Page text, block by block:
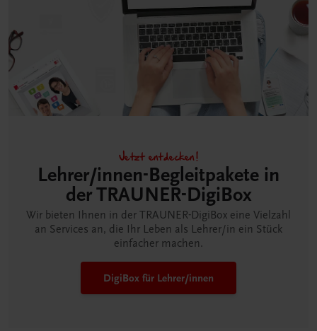
Jetzt entdecken!
Lehrer/innen-Begleitpakete in
der TRAUNER-DigiBox
Wir bieten Ihnen in der TRAUNER-DigiBox eine Vielzahl
an Services an, die Ihr Leben als Lehrer/in ein Stück
einfacher machen.
DigiBox für Lehrer/innen